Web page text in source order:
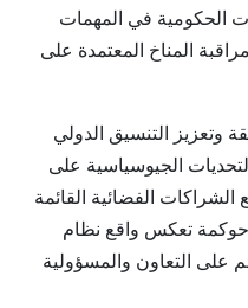
الحكومية في المهمات
المناخ المعتمدة على
وتعزيز التنسيق الدولي
الجيوسياسية على
الفضائية القائمة
حوكمة تعكس واقع نظام
على التعاون والمسؤولية